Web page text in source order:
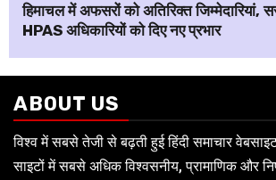
हिमाचल में अफसरों को अतिरिक्त जिम्मेदारियां,
HPAS अधिकारियों को दिए नए प्रभार
ABOUT US
विश्व में सबसे तेजी से बढ़ती हुई हिंदी समाचार
साइटों में सबसे अधिक विश्वसनीय, प्रामाणिक और